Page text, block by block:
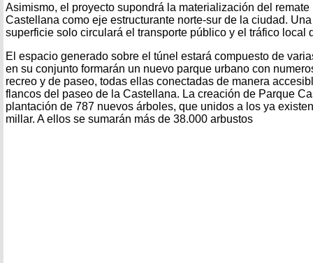
Asimismo, el proyecto supondrá la materialización del
Castellana como eje estructurante norte-sur de la ciudad.
superficie solo circulará el transporte público y el tráfico local
El espacio generado sobre el túnel estará compuesto de
en su conjunto formarán un nuevo parque urbano con
recreo y de paseo, todas ellas conectadas de manera
flancos del paseo de la Castellana. La creación de Parque
plantación de 787 nuevos árboles, que unidos a los ya
millar. A ellos se sumarán más de 38.000 arbustos